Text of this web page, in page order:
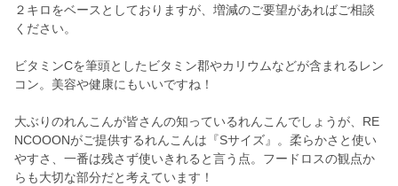
２キロをベースとしておりますが、増減のご要望があればご相談
ください。
ビタミンCを筆頭としたビタミン郡やカリウムなどが含まれるレン
コン。美容や健康にもいいですね！
大ぶりのれんこんが皆さんの知っているれんこんでしょうが、RE
NCOOONがご提供するれんこんは『Sサイズ』。柔らかさと使い
やすさ、一番は残さず使いきれると言う点。フードロスの観点か
らも大切な部分だと考えています！